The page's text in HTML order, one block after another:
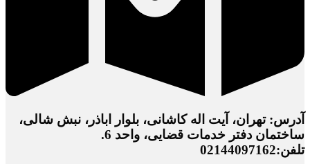
آدرس: تهران، آیت اله کاشانی، بلوار اباذر، نبش شالی،
ساختمان دفتر خدمات قضایی، واحد 6.
تلفن:02144097162